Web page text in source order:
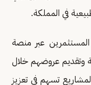
في المملكة.
عبر منصة
وتقديم عروضهم خلال
تسهم في تعزيز